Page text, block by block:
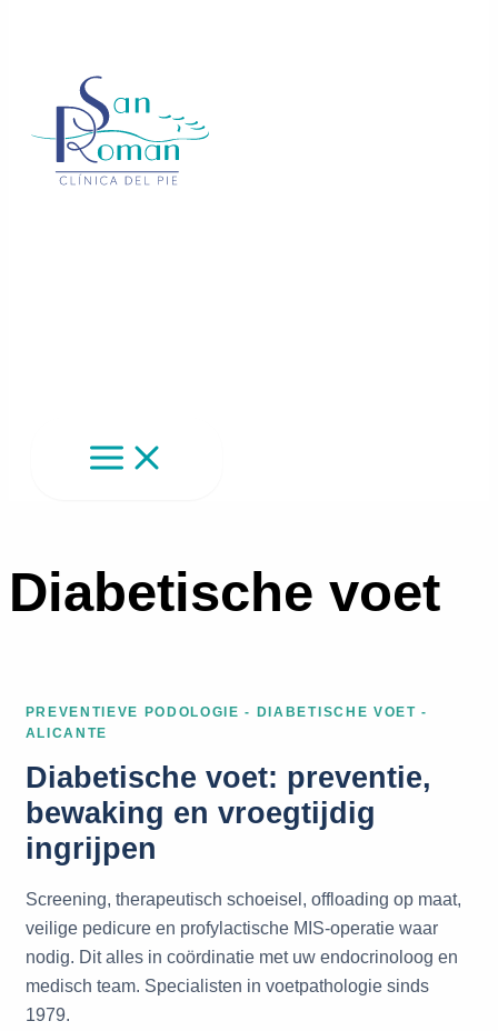
Diabetische voet
PREVENTIEVE PODOLOGIE - DIABETISCHE VOET -
ALICANTE
Diabetische voet: preventie,
bewaking en vroegtijdig
ingrijpen
Screening, therapeutisch schoeisel, offloading op maat,
veilige pedicure en profylactische MIS-operatie waar
nodig. Dit alles in coördinatie met uw endocrinoloog en
medisch team. Specialisten in voetpathologie sinds
1979.